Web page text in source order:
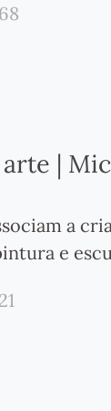
68
|
a
e
21